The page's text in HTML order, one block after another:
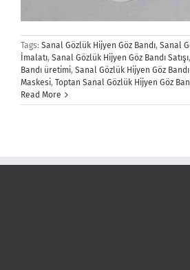
Tags: Sanal Gözlük Hijyen Göz Bandı, Sanal
İmalatı, Sanal Gözlük Hijyen Göz Bandı Satışı,
Bandı üretimi, Sanal Gözlük Hijyen Göz Bandı
Maskesi, Toptan Sanal Gözlük Hijyen Göz
Read More